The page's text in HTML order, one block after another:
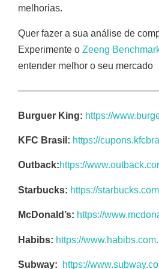
melhorias.
Quer fazer a sua análise de
Experimente o Zeeng
entender melhor o seu mercado
Burguer King: https://
KFC Brasil: https://
Outback:https://
Starbucks: https://
McDonald’s: https://
Habibs: https://
Subway: https://